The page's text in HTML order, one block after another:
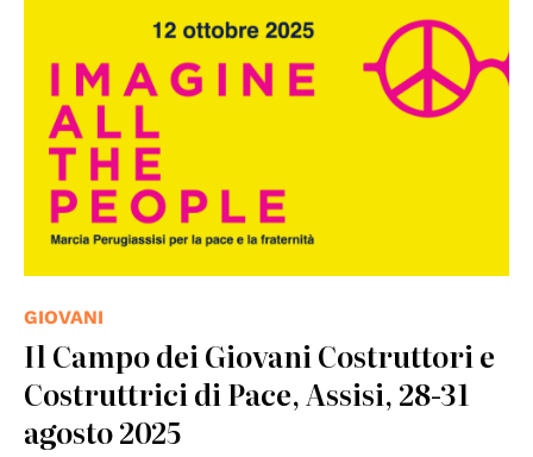
GIOVANI
Il Campo dei Giovani Costruttori e
Costruttrici di Pace, Assisi, 28-31
agosto 2025